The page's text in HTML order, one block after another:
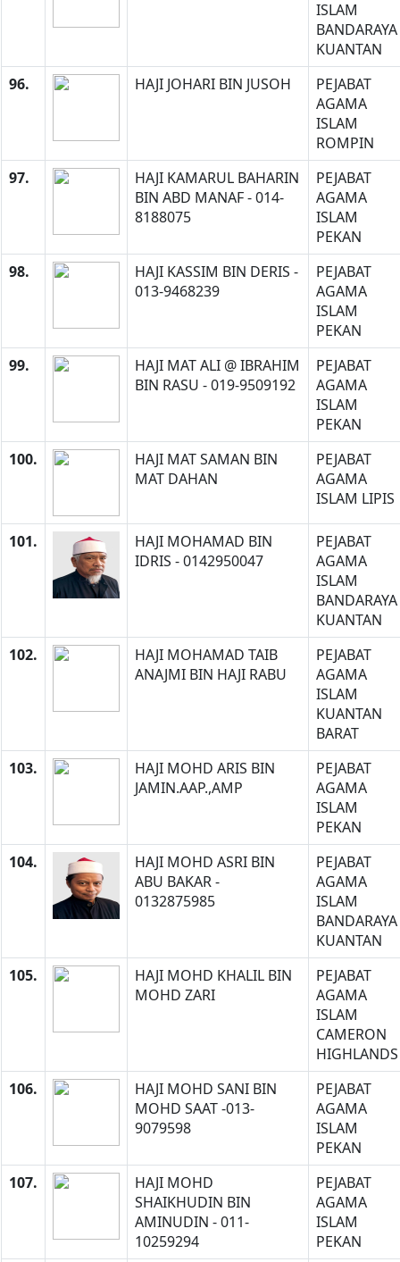
ISLAM
BANDARAYA
KUANTAN
96.
HAJI JOHARI BIN JUSOH
PEJABAT
AGAMA
ISLAM
ROMPIN
97.
HAJI KAMARUL BAHARIN
BIN ABD MANAF - 014-
8188075
PEJABAT
AGAMA
ISLAM
PEKAN
98.
HAJI KASSIM BIN DERIS -
013-9468239
PEJABAT
AGAMA
ISLAM
PEKAN
99.
HAJI MAT ALI @ IBRAHIM
BIN RASU - 019-9509192
PEJABAT
AGAMA
ISLAM
PEKAN
100.
HAJI MAT SAMAN BIN
MAT DAHAN
PEJABAT
AGAMA
ISLAM LIPIS
101.
HAJI MOHAMAD BIN
IDRIS - 0142950047
PEJABAT
AGAMA
ISLAM
BANDARAYA
KUANTAN
102.
HAJI MOHAMAD TAIB
ANAJMI BIN HAJI RABU
PEJABAT
AGAMA
ISLAM
KUANTAN
BARAT
103.
HAJI MOHD ARIS BIN
JAMIN.AAP.,AMP
PEJABAT
AGAMA
ISLAM
PEKAN
104.
HAJI MOHD ASRI BIN
ABU BAKAR -
0132875985
PEJABAT
AGAMA
ISLAM
BANDARAYA
KUANTAN
105.
HAJI MOHD KHALIL BIN
MOHD ZARI
PEJABAT
AGAMA
ISLAM
CAMERON
HIGHLANDS
106.
HAJI MOHD SANI BIN
MOHD SAAT -013-
9079598
PEJABAT
AGAMA
ISLAM
PEKAN
107.
HAJI MOHD
SHAIKHUDIN BIN
AMINUDIN - 011-
10259294
PEJABAT
AGAMA
ISLAM
PEKAN